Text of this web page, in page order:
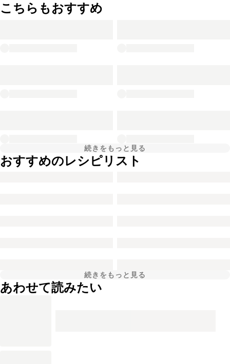
こちらもおすすめ
続きをもっと見る
おすすめのレシピリスト
続きをもっと見る
あわせて読みたい